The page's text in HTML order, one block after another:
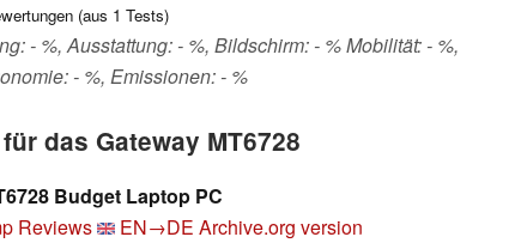
(aus 1 Tests)
- %, Ausstattung: - %, Bildschirm: - % Mobilität: - %,
- %, Emissionen: - %
das Gateway MT6728
Budget Laptop PC
Reviews EN→DE Archive.org version